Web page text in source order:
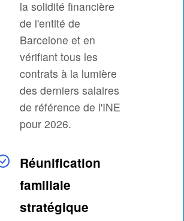
la solidité financière
de l'entité de
Barcelone et en
vérifiant tous les
contrats à la lumière
des derniers salaires
de référence de l'INE
pour 2026.
Réunification
familiale
stratégique